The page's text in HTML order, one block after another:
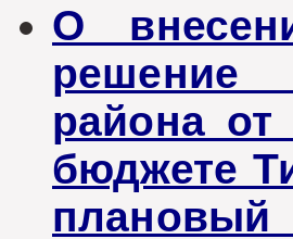
О
решение
района
бюджете